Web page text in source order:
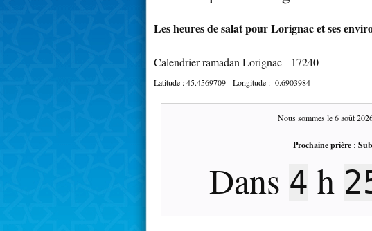
Les heures de salat pour Lorignac et ses
Calendrier ramadan Lorignac - 17240
Latitude :45.4569709- Longitude :-0.6903984
Nous sommes le6 août
Prochaine prière :
Dans 4 h